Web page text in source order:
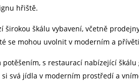
hřiště.
širokou škálu vybavení, včetně
se mohou uvolnit v moderním a
s restaurací nabízející
svá jídla v moderním prostředí a